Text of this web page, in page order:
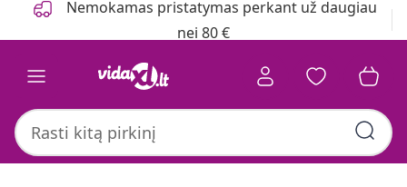
Nemokamas pristatymas perkant už daugiau
nei 80 €